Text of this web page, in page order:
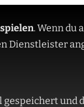
.Wenn du
Dienstleister
und